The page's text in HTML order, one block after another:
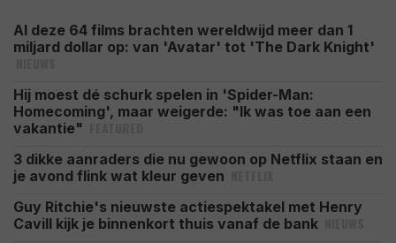
Al deze 64 films brachten wereldwijd meer dan 1
miljard dollar op: van 'Avatar' tot 'The Dark Knight'
Hij moest dé schurk spelen in 'Spider-Man:
Homecoming', maar weigerde: "Ik was toe aan een
vakantie"
3 dikke aanraders die nu gewoon op Netflix staan en
je avond flink wat kleur geven
Guy Ritchie's nieuwste actiespektakel met Henry
Cavill kijk je binnenkort thuis vanaf de bank